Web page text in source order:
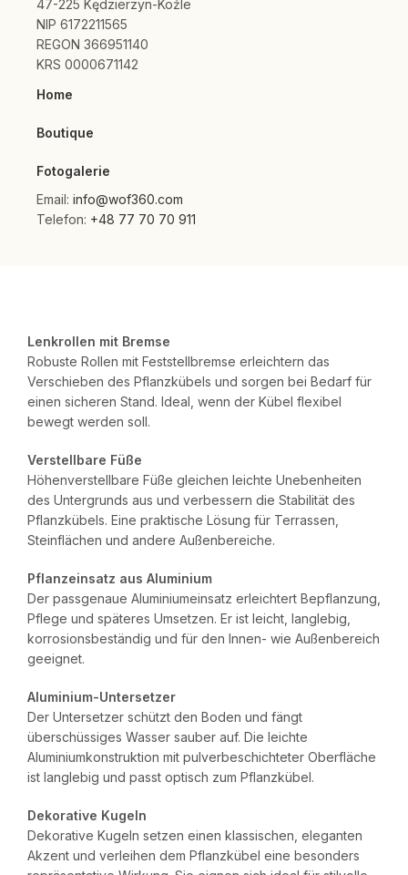
47-225 Kędzierzyn-Koźle
NIP 6172211565
REGON 366951140
KRS 0000671142
Home
Boutique
Fotogalerie
Email: info@wof360.com
Telefon: +48 77 70 70 911
Lenkrollen mit Bremse
Robuste Rollen mit Feststellbremse erleichtern das
Verschieben des Pflanzkübels und sorgen bei Bedarf für
einen sicheren Stand. Ideal, wenn der Kübel flexibel
bewegt werden soll.
Verstellbare Füße
Höhenverstellbare Füße gleichen leichte Unebenheiten
des Untergrunds aus und verbessern die Stabilität des
Pflanzkübels. Eine praktische Lösung für Terrassen,
Steinflächen und andere Außenbereiche.
Pflanzeinsatz aus Aluminium
Der passgenaue Aluminiumeinsatz erleichtert Bepflanzung,
Pflege und späteres Umsetzen. Er ist leicht, langlebig,
korrosionsbeständig und für den Innen- wie Außenbereich
geeignet.
Aluminium-Untersetzer
Der Untersetzer schützt den Boden und fängt
überschüssiges Wasser sauber auf. Die leichte
Aluminiumkonstruktion mit pulverbeschichteter Oberfläche
ist langlebig und passt optisch zum Pflanzkübel.
Dekorative Kugeln
Dekorative Kugeln setzen einen klassischen, eleganten
Akzent und verleihen dem Pflanzkübel eine besonders